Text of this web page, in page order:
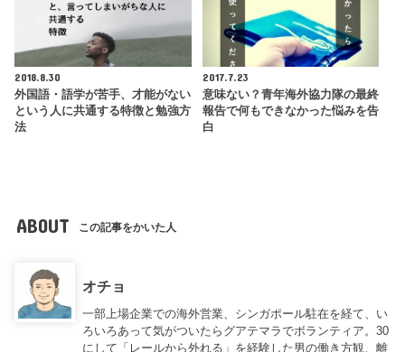
2018.8.30
外国語・語学が苦手、才能がない
という人に共通する特徴と勉強方
法
2017.7.23
意味ない？青年海外協力隊の最終
報告で何もできなかった悩みを告
白
ABOUT この記事をかいた人
オチョ
一部上場企業での海外営業、シンガポール駐在を経て、い
ろいろあって気がついたらグアテマラでボランティア。30
にして「レールから外れる」を経験した男の働き方観、離